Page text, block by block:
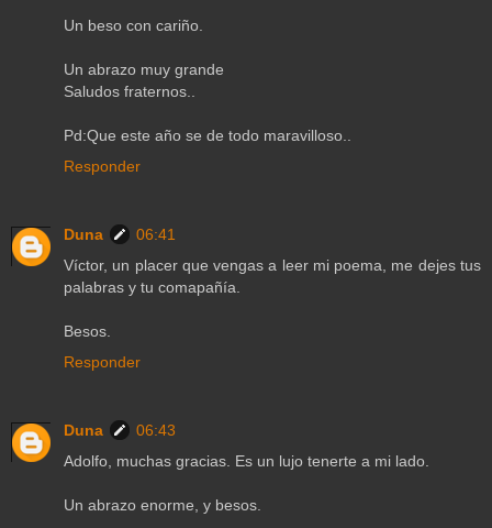
Un beso con cariño.
Un abrazo muy grande
Saludos fraternos..
Pd:Que este año se de todo maravilloso..
Responder
Duna
06:41
Víctor, un placer que vengas a leer mi poema, me dejes tus
palabras y tu comapañía.
Besos.
Responder
Duna
06:43
Adolfo, muchas gracias. Es un lujo tenerte a mi lado.
Un abrazo enorme, y besos.